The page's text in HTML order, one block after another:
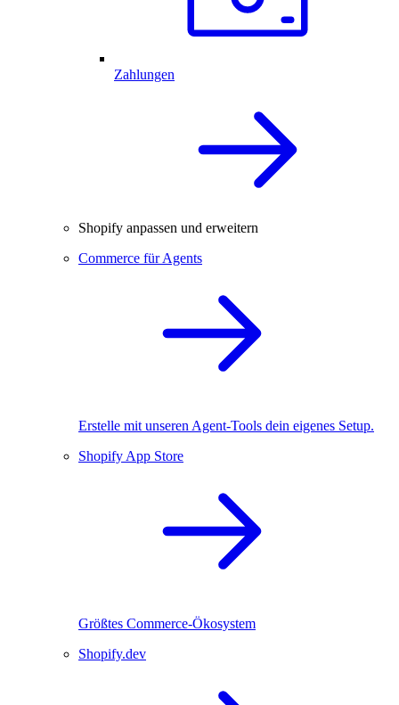
Zahlungen
Shopify anpassen und erweitern
Commerce für Agents
Erstelle mit unseren Agent-Tools dein eigenes Setup.
Shopify App Store
Größtes Commerce-Ökosystem
Shopify.dev